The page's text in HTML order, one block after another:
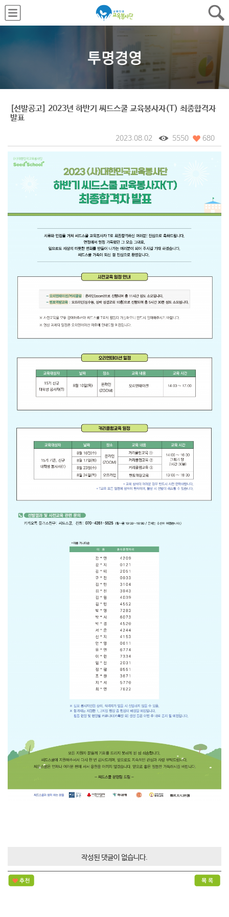
[선발공고] 2023년 하반기 씨드스쿨 교육봉사자(T) 최종합격자
발표
2023.08.02 5550 680
작성된 댓글이 없습니다.